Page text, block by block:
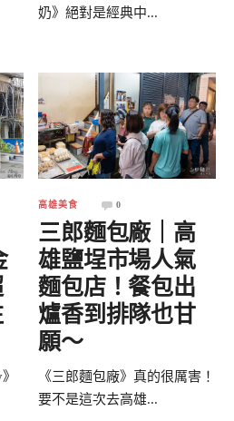
奶》絕對是經典中...
高雄美食 0
三郎麵包廠｜高
雄鹽埕市場人氣
麵包店！餐包出
爐香到排隊也甘
願～
《三郎麵包廠》真的很厲害！
要不是這次去高雄...